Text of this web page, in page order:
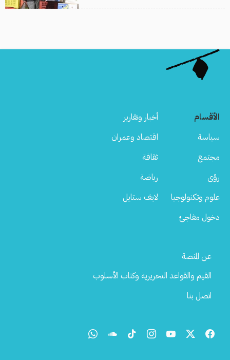
الأقسام
أخبار وتقارير
سياسة
اقتصاد وعمران
مجتمع
ثقافة
رؤى
رياضة
علوم وتكنولوجيا
لايف ستايل
دخول مفاجئ
Footer
عن المنصة
القيم والقواعد التحريرية وكتاب الأسلوب
اتصل بنا